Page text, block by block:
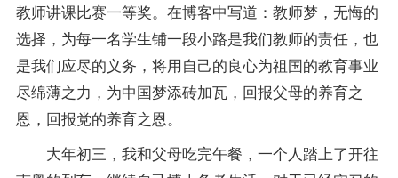
教师讲课比赛一等奖。在博客中写道：教师梦，无悔的
选择，为每一名学生铺一段小路是我们教师的责任，也
是我们应尽的义务，将用自己的良心为祖国的教育事业
尽绵薄之力，为中国梦添砖加瓦，回报父母的养育之
恩，回报党的养育之恩。
大年初三，我和父母吃完午餐，一个人踏上了开往